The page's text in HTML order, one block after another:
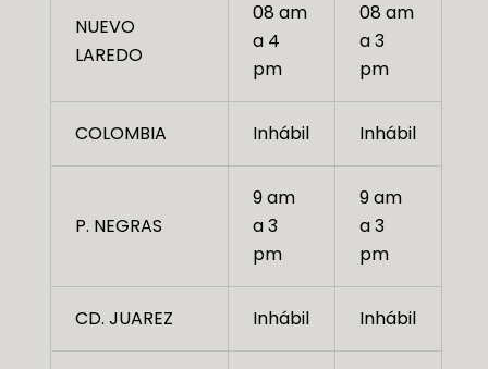
NUEVO
LAREDO
08 am
a 4
pm
08 am
a 3
pm
COLOMBIA Inhábil Inhábil
P. NEGRAS
9 am
a 3
pm
9 am
a 3
pm
CD. JUAREZ Inhábil Inhábil